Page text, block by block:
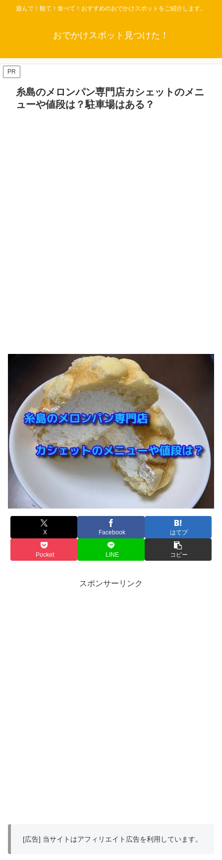
遊んで！観て！食べて！おすすめのおでかけスポットをご紹介します。
おでかけスポット見つけた！
PR
糸島のメロンパン専門店カシェットのメニ
ューや値段は？駐車場はある？
X Facebook はてブ
Pocket LINE コピー
スポンサーリンク
[広告] 当サイトはアフィリエイト広告を利用しています。